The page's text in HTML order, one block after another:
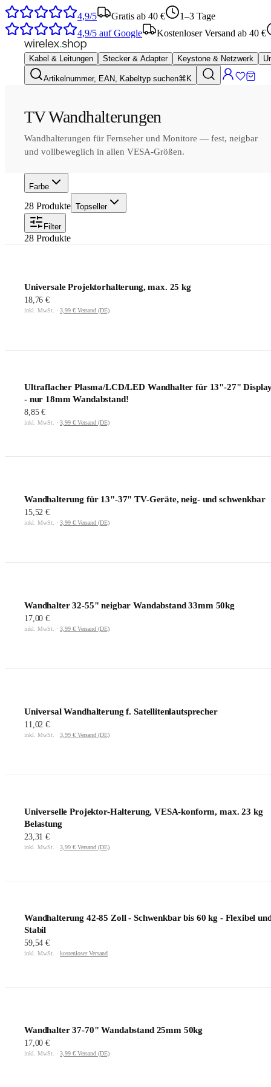
4,9/5 Gratis ab 40 €
1–3 Tage
4,9/5 auf Google Kostenloser Versand ab 40 €
Kabel & Leitungen Stecker & Adapter Keystone & Netzwerk
Artikelnummer, EAN, Kabeltyp suchen⌘K
TV Wandhalterungen
Wandhalterungen für Fernseher und Monitore — fest, neigbar
und vollbeweglich in allen VESA-Größen.
Farbe
28 Produkte Topseller
Filter
28 Produkte
Universale Projektorhalterung, max. 25 kg
18,76 €
inkl. MwSt. · 3,99 € Versand (DE)
Ultraflacher Plasma/LCD/LED Wandhalter für 13"-27"
- nur 18mm Wandabstand!
8,85 €
inkl. MwSt. · 3,99 € Versand (DE)
Wandhalterung für 13"-37" TV-Geräte, neig- und schwenkbar
15,52 €
inkl. MwSt. · 3,99 € Versand (DE)
Wandhalter 32-55" neigbar Wandabstand 33mm 50kg
17,00 €
inkl. MwSt. · 3,99 € Versand (DE)
Universal Wandhalterung f. Satellitenlautsprecher
11,02 €
inkl. MwSt. · 3,99 € Versand (DE)
Universelle Projektor-Halterung, VESA-konform, max. 23 kg
Belastung
23,31 €
inkl. MwSt. · 3,99 € Versand (DE)
Wandhalterung 42-85 Zoll - Schwenkbar bis 60 kg - Flexibel
Stabil
59,54 €
inkl. MwSt. · kostenloser Versand
Wandhalter 37-70" Wandabstand 25mm 50kg
17,00 €
inkl. MwSt. · 3,99 € Versand (DE)